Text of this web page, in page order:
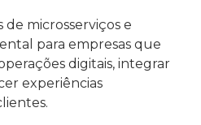
microsserviços e
para empresas que
digitais, integrar
experiências